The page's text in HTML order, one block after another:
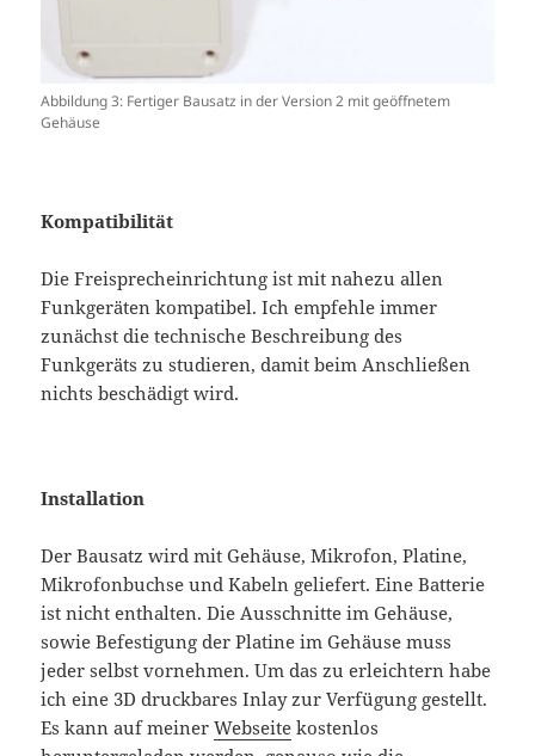
Abbildung 3: Fertiger Bausatz in der Version 2 mit geöffnetem
Gehäuse
Kompatibilität
Die Freisprecheinrichtung ist mit nahezu allen
Funkgeräten kompatibel. Ich empfehle immer
zunächst die technische Beschreibung des
Funkgeräts zu studieren, damit beim Anschließen
nichts beschädigt wird.
Installation
Der Bausatz wird mit Gehäuse, Mikrofon, Platine,
Mikrofonbuchse und Kabeln geliefert. Eine Batterie
ist nicht enthalten. Die Ausschnitte im Gehäuse,
sowie Befestigung der Platine im Gehäuse muss
jeder selbst vornehmen. Um das zu erleichtern habe
ich eine 3D druckbares Inlay zur Verfügung gestellt.
Es kann auf meinerWebseite kostenlos